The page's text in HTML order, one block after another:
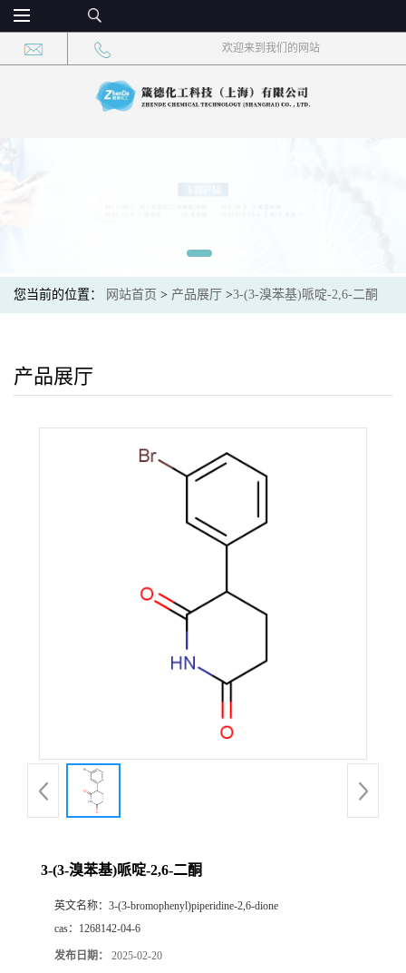
欢迎来到我们的网站
您当前的位置： 网站首页 > 产品展厅 >3-(3-溴苯基)哌啶-2,6-二酮
产品展厅
3-(3-溴苯基)哌啶-2,6-二酮
英文名称： 3-(3-bromophenyl)piperidine-2,6-dione
cas： 1268142-04-6
发布日期： 2025-02-20